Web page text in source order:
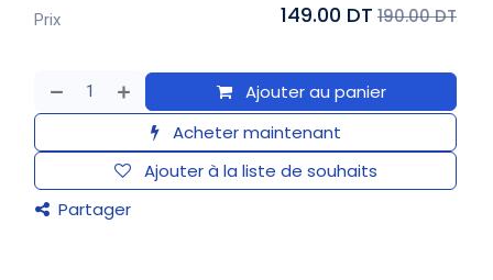
Ajouter au panier
Acheter maintenant
Ajouter à la liste de souhaits
Partager
Prix 149.00 DT 190.00 DT